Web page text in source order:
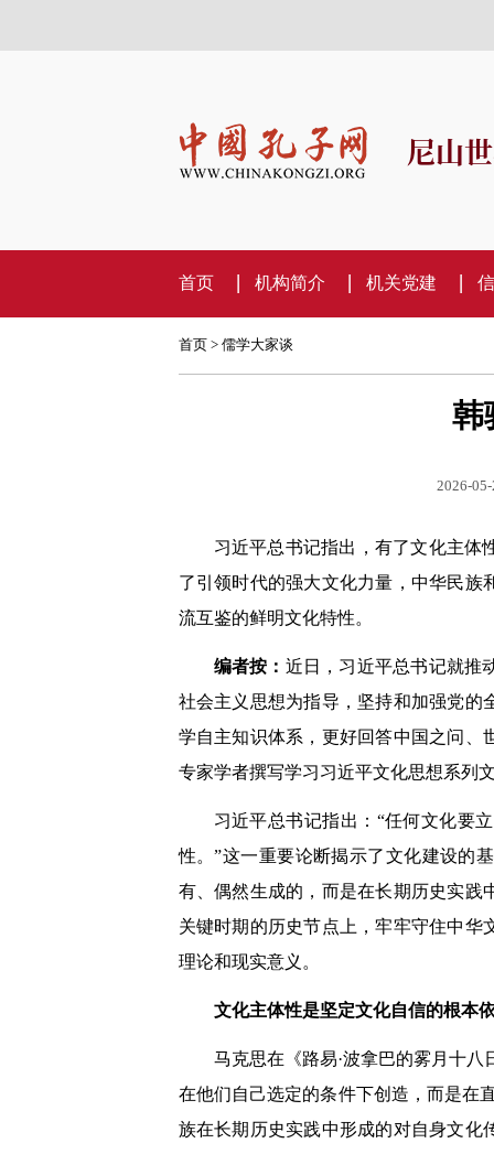
尼山
首页 机构简介 机关党建
首页> 儒学大家谈
韩
2026-
习近平总书记指出，有了文化主体
了引领时代的强大文化力量，中华民
流互鉴的鲜明文化特性。
编者按： 近日，习近平总书记就推
社会主义思想为指导，坚持和加强党的
学自主知识体系，更好回答中国之问、
专家学者撰写学习习近平文化思想系列
习近平总书记指出：“任何文化要
性。”这一重要论断揭示了文化建设的
有、偶然生成的，而是在长期历史实践
关键时期的历史节点上，牢牢守住中
理论和现实意义。
文化主体性是坚定文化自信的根本
马克思在《路易·波拿巴的雾月十
在他们自己选定的条件下创造，而是在
族在长期历史实践中形成的对自身文化